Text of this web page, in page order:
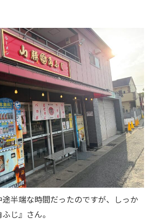
半端な時間だったのですが、しっか
じ』さん。